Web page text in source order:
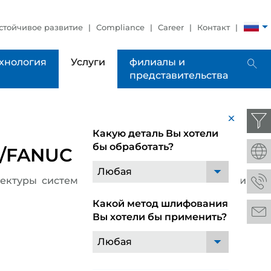
развитие Compliance Career Контакт
Услуги
филиалы и
представительства
x
Какую деталь Вы хотели
бы обработать?
Любая
Какой метод шлифования
Вы хотели бы применить?
Любая
систем управления, выявление причин